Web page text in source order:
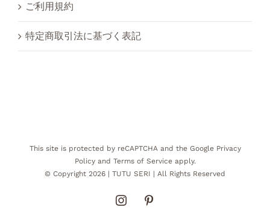
ご利用規約
特定商取引法に基づく表記
This site is protected by reCAPTCHA and the Google Privacy
Policyand Terms of Serviceapply.
© Copyright 2026 | TUTU SERI | All Rights Reserved
InstagramPinterest